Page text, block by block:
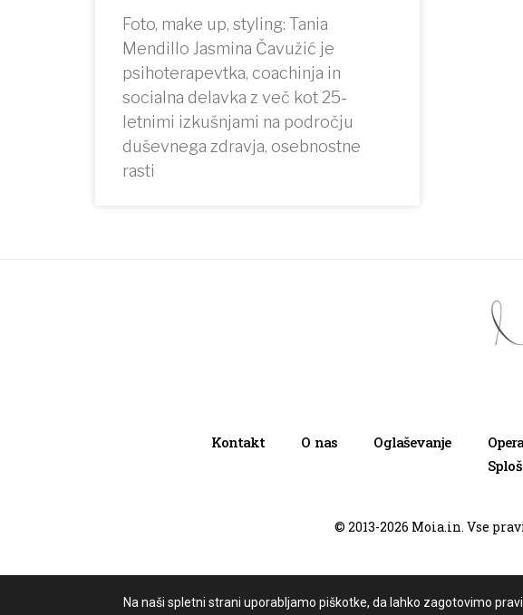
Foto, make up, styling: Tania
Mendillo Jasmina Čavužić je
psihoterapevtka, coachinja in
socialna delavka z več kot 25-
letnimi izkušnjami na področju
duševnega zdravja, osebnostne
rasti
Kontakt O nas Oglaševanje
© 2013-2026 Moia.in. Vse
Na naši spletni strani uporabljamo piškotke, da lahko zagotovimo